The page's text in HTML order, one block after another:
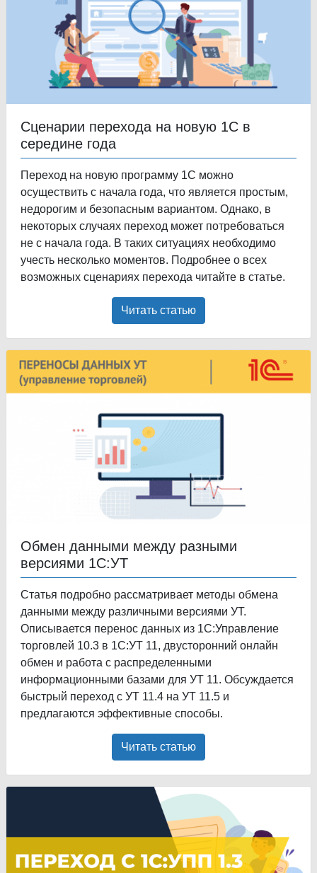
Сценарии перехода на новую 1С в
середине года
Переход на новую программу 1С можно
осуществить с начала года, что является простым,
недорогим и безопасным вариантом. Однако, в
некоторых случаях переход может потребоваться
не с начала года. В таких ситуациях необходимо
учесть несколько моментов. Подробнее о всех
возможных сценариях перехода читайте в статье.
Читать статью
Обмен данными между разными
версиями 1С:УТ
Статья подробно рассматривает методы обмена
данными между различными версиями УТ.
Описывается перенос данных из 1С:Управление
торговлей 10.3 в 1С:УТ 11, двусторонний онлайн
обмен и работа с распределенными
информационными базами для УТ 11. Обсуждается
быстрый переход с УТ 11.4 на УТ 11.5 и
предлагаются эффективные способы.
Читать статью